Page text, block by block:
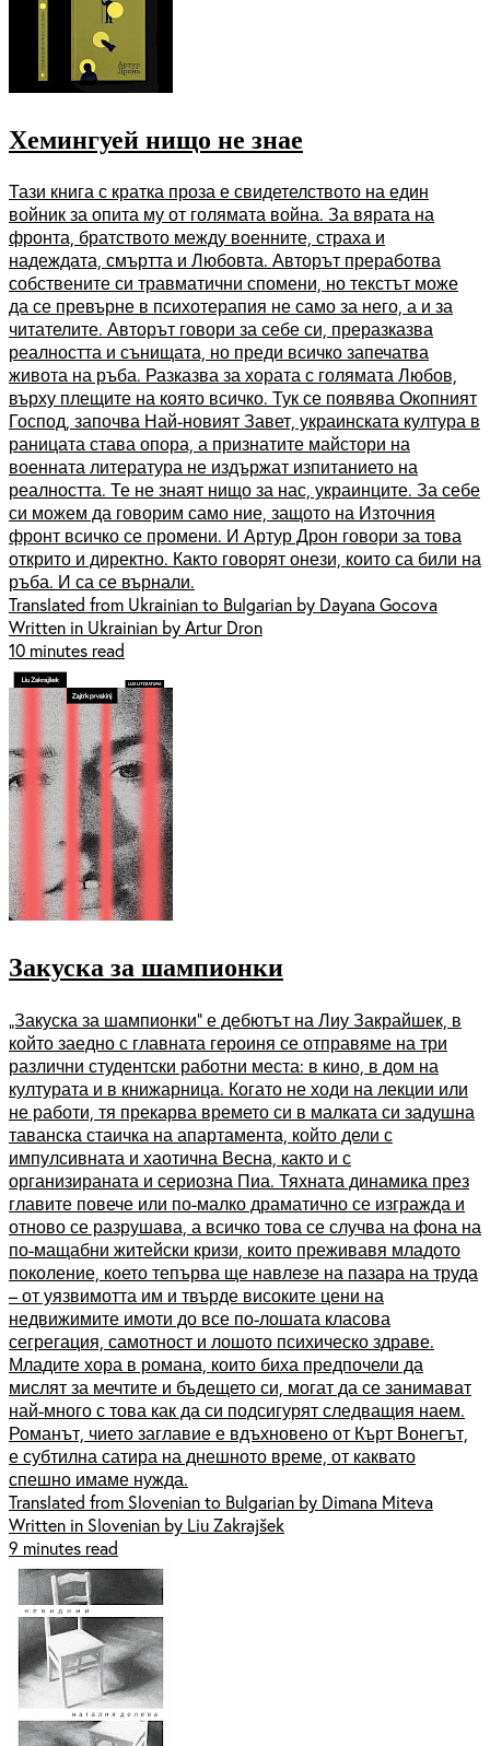
Хемингуей нищо не знае
Тази книга с кратка проза е свидетелството на един
войник за опита му от голямата война. За вярата на
фронта, братството между военните, страха и
надеждата, смъртта и Любовта. Авторът преработва
собствените си травматични спомени, но текстът може
да се превърне в психотерапия не само за него, а и за
читателите. Авторът говори за себе си, преразказва
реалността и сънищата, но преди всичко запечатва
живота на ръба. Разказва за хората с голямата Любов,
върху плещите на която всичко. Тук се появява Окопният
Господ, започва Най-новият Завет, украинската култура в
раницата става опора, а признатите майстори на
военната литература не издържат изпитанието на
реалността. Те не знаят нищо за нас, украинците. За себе
си можем да говорим само ние, защото на Източния
фронт всичко се промени. И Артур Дрон говори за това
открито и директно. Както говорят онези, които са били на
ръба. И са се върнали.
Translated from Ukrainian to Bulgarian by Dayana Gocova
Written in Ukrainian by Artur Dron
10 minutes read
Закуска за шампионки
„Закуска за шампионки“ е дебютът на Лиу Закрайшек, в
който заедно с главната героиня се отправяме на три
различни студентски работни места: в кино, в дом на
културата и в книжарница. Когато не ходи на лекции или
не работи, тя прекарва времето си в малката си задушна
таванска стаичка на апартамента, който дели с
импулсивната и хаотична Весна, както и с
организираната и сериозна Пиа. Тяхната динамика през
главите повече или по-малко драматично се изгражда и
отново се разрушава, а всичко това се случва на фона на
по-мащабни житейски кризи, които преживавя младото
поколение, което тепърва ще навлезе на пазара на труда
– от уязвимотта им и твърде високите цени на
недвижимите имоти до все по-лошата класова
сегрегация, самотност и лошото психическо здраве.
Младите хора в романа, които биха предпочели да
мислят за мечтите и бъдещето си, могат да се занимават
най-много с това как да си подсигурят следващия наем.
Романът, чието заглавие е вдъхновено от Кърт Вонегът,
е субтилна сатира на днешното време, от каквато
спешно имаме нужда.
Translated from Slovenian to Bulgarian by Dimana Miteva
Written in Slovenian by Liu Zakrajšek
9 minutes read